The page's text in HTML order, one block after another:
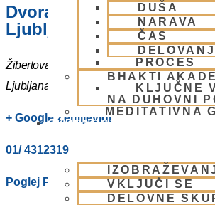
DUŠA
NARAVA
ČAS
PROCES
BHAKTI
KLJUČNE
NA DUHOVNI
MEDITATIVNA
SKUPNOST
VKLJUČI SE
DELOVNE
Dvorana – Center Hare
Ljubljani
Žibertova 27
Ljubljana
Slovenia
+ Google Zemljevidi
01/ 4312319
Poglej Prizorišče spletno stran